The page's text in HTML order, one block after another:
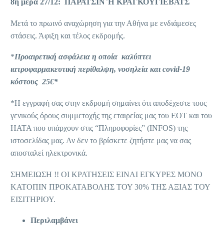
8η μέρα 27/12: ΠΑΡΑΤΣΙΝ Ή ΚΡΑΓΚΟΥΓΙΕΒΑΤΣ
Μετά το πρωινό αναχώρηση για την Αθήνα με ενδιάμεσες
στάσεις. Άφιξη και τέλος εκδρομής.
*Προαιρετική ασφάλεια η οποία καλύπτει
ιατροφαρμακευτική περίθαλψη, νοσηλεία και covid-19
κόστους 25€*
*Η εγγραφή σας στην εκδρομή σημαίνει ότι αποδέχεστε τους
γενικούς όρους συμμετοχής της εταιρείας μας του ΕΟΤ και του
ΗΑΤΑ που υπάρχουν στις “Πληροφορίες” (INFOS) της
ιστοσελίδας μας. Αν δεν το βρίσκετε ζητήστε μας να σας
αποσταλεί ηλεκτρονικά.
ΣΗΜΕΙΩΣΗ !! ΟΙ ΚΡΑΤΗΣΕΙΣ ΕΙΝΑΙ ΕΓΚΥΡΕΣ ΜΟΝΟ
ΚΑΤΟΠΙΝ ΠΡΟΚΑΤΑΒΟΛΗΣ ΤΟΥ 30% ΤΗΣ ΑΞΙΑΣ ΤΟΥ
ΕΙΣΙΤΗΡΙΟΥ.
Περιλαμβάνει